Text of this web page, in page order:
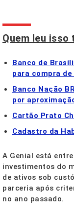
Quem leu isso
Banco de
para compra de
Banco Nação
por
Cartão Prato
Cadastro da
A Genial está
investimentos do
de ativos sob
parceria após
no ano passado.